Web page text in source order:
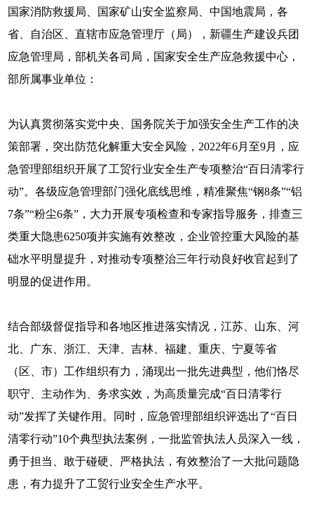
国家消防救援局、国家矿山安全监察局、中国地震局，各
省、自治区、直辖市应急管理厅（局），新疆生产建设兵团
应急管理局，部机关各司局，国家安全生产应急救援中心，
部所属事业单位：
为认真贯彻落实党中央、国务院关于加强安全生产工作的决
策部署，突出防范化解重大安全风险，2022年6月至9月，应
急管理部组织开展了工贸行业安全生产专项整治“百日清零行
动”。各级应急管理部门强化底线思维，精准聚焦“钢8条”“铝
7条”“粉尘6条”，大力开展专项检查和专家指导服务，排查三
类重大隐患6250项并实施有效整改，企业管控重大风险的基
础水平明显提升，对推动专项整治三年行动良好收官起到了
明显的促进作用。
结合部级督促指导和各地区推进落实情况，江苏、山东、河
北、广东、浙江、天津、吉林、福建、重庆、宁夏等省
（区、市）工作组织有力，涌现出一批先进典型，他们恪尽
职守、主动作为、务求实效，为高质量完成“百日清零行
动”发挥了关键作用。同时，应急管理部组织评选出了“百日
清零行动”10个典型执法案例，一批监管执法人员深入一线，
勇于担当、敢于碰硬、严格执法，有效整治了一大批问题隐
患，有力提升了工贸行业安全生产水平。